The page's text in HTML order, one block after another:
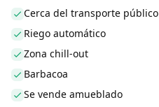
Cerca del transporte público
Riego automático
Zona chill-out
Barbacoa
Se vende amueblado